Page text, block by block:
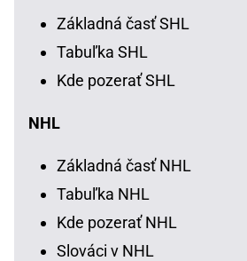
Základná časť SHL
Tabuľka SHL
Kde pozerať SHL
NHL
Základná časť NHL
Tabuľka NHL
Kde pozerať NHL
Slováci v NHL